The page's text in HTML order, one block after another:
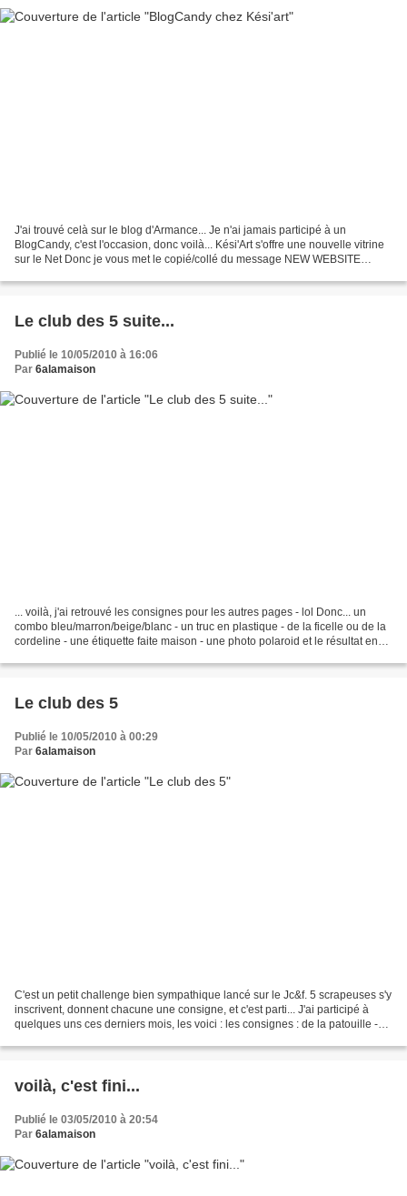
J'ai trouvé celà sur le blog d'Armance... Je n'ai jamais participé à un
BlogCandy, c'est l'occasion, donc voilà... Kési'Art s'offre une nouvelle vitrine
sur le Net Donc je vous met le copié/collé du message NEW WEBSITE
Le club des 5 suite...
Publié le 10/05/2010 à 16:06
Par 6alamaison
... voilà, j'ai retrouvé les consignes pour les autres pages - lol Donc... un
combo bleu/marron/beige/blanc - un truc en plastique - de la ficelle ou de la
cordeline - une étiquette faite maison - une photo polaroid et le résultat en
Le club des 5
Publié le 10/05/2010 à 00:29
Par 6alamaison
C'est un petit challenge bien sympathique lancé sur le Jc&f. 5 scrapeuses s'y
inscrivent, donnent chacune une consigne, et c'est parti... J'ai participé à
quelques uns ces derniers mois, les voici : les consignes : de la patouille -
voilà, c'est fini...
Publié le 03/05/2010 à 20:54
Par 6alamaison